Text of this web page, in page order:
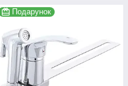
Подарунок